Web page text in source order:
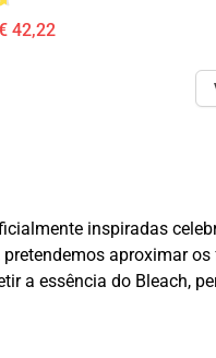
42,22
inspiradas
aproximar
a essência do Bleach,